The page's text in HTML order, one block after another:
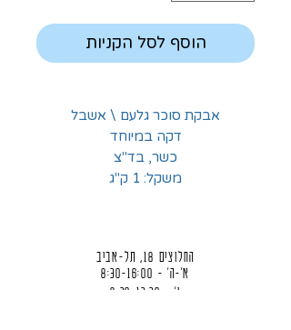
הוסף לסל הקניות
אבקת סוכר גלעם \ אשבל
דקה במיוחד
כשר, בד"צ
משקל: 1 ק"ג
החלוצים 18, תל-אביב
א'-ה' - 8:30-16:00
ו' - 8:30-13:30